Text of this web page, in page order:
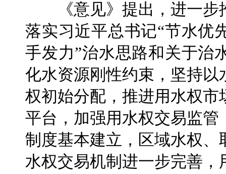
《意见》提出，进一步
落实习近平总书记“节水优
手发力”治水思路和关于治
化水资源刚性约束，坚持
权初始分配，推进用水权
平台，加强用水权交易监管
制度基本建立，区域水权
水权交易机制进一步完善